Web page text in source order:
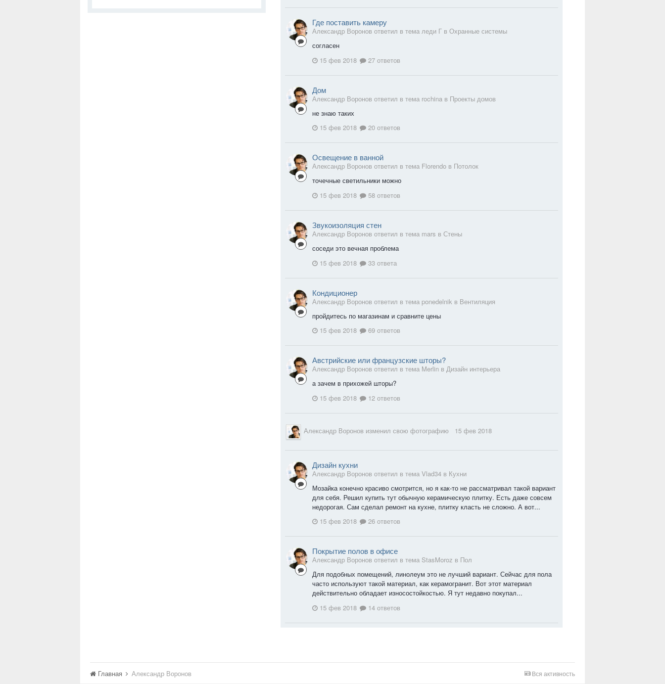
Где поставить камеру
Александр Воронов ответил в тема леди Г в Охранные системы
согласен
15 фев 2018
27 ответов
Дом
Александр Воронов ответил в тема rochina в Проекты домов
не знаю таких
15 фев 2018
20 ответов
Освещение в ванной
Александр Воронов ответил в тема Florendo в Потолок
точечные светильники можно
15 фев 2018
58 ответов
Звукоизоляция стен
Александр Воронов ответил в тема mars в Стены
соседи это вечная проблема
15 фев 2018
33 ответа
Кондиционер
Александр Воронов ответил в тема ponedelnik в Вентиляция
пройдитесь по магазинам и сравните цены
15 фев 2018
69 ответов
Австрийские или французские шторы?
Александр Воронов ответил в тема Merlin в Дизайн интерьера
а зачем в прихожей шторы?
15 фев 2018
12 ответов
Александр Воронов изменил свою фотографию 15 фев 2018
Дизайн кухни
Александр Воронов ответил в тема Vlad34 в Кухни
Мозайка конечно красиво смотрится, но я как-то не рассматривал такой вариант
для себя. Решил купить тут обычную керамическую плитку. Есть даже совсем
недорогая. Сам сделал ремонт на кухне, плитку класть не сложно. А вот...
15 фев 2018
26 ответов
Покрытие полов в офисе
Александр Воронов ответил в тема StasMoroz в Пол
Для подобных помещений, линолеум это не лучший вариант. Сейчас для пола
часто используют такой материал, как керамогранит. Вот этот материал
действительно обладает износостойкостью. Я тут недавно покупал...
15 фев 2018
14 ответов
Вся активность
Главная Александр Воронов